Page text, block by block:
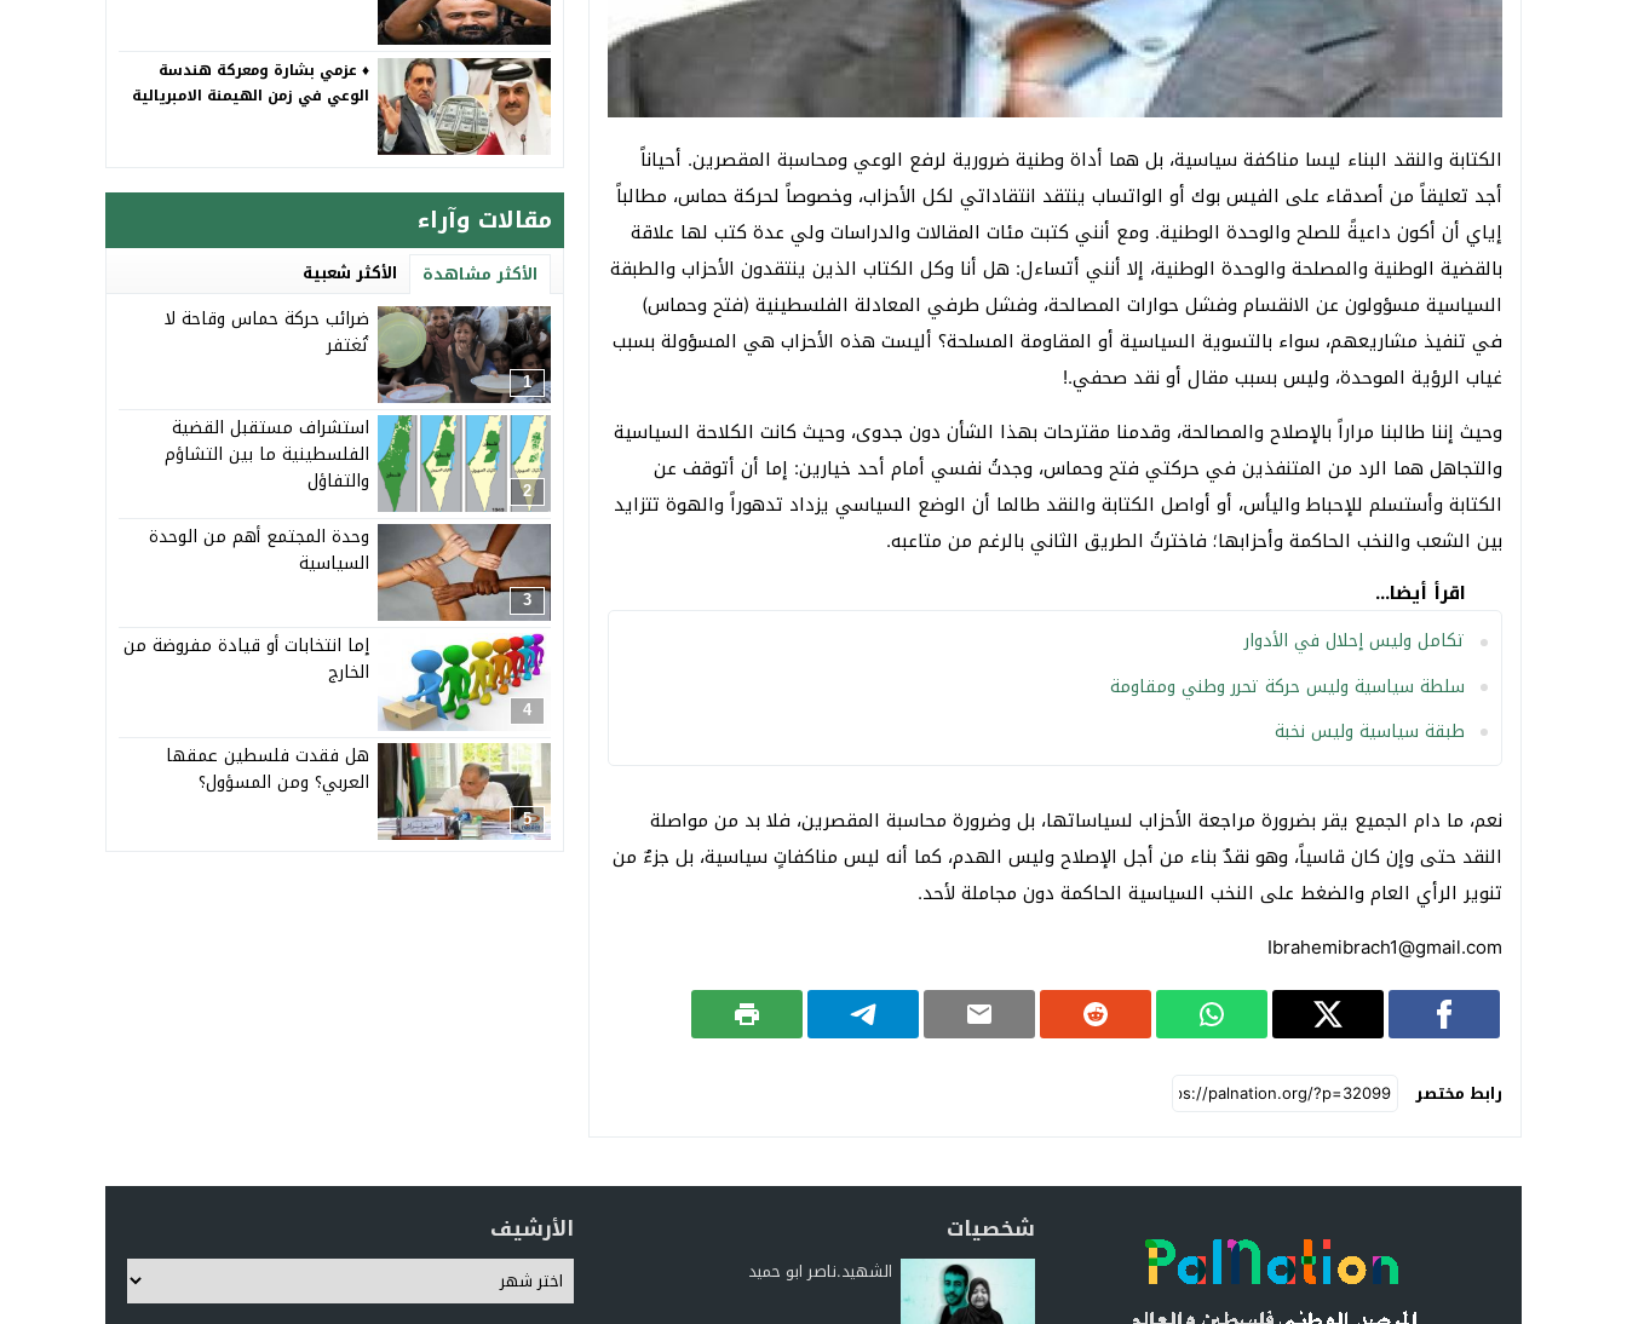
الكتابة والنقد البناء ليسا مناكفة سياسية، بل هما أداة وطنية ضرورية لرفع الوعي ومحاسبة المقصرين. أحياناً
أجد تعليقاً من أصدقاء على الفيس بوك أو الواتساب ينتقد انتقاداتي لكل الأحزاب، وخصوصاً لحركة حماس، مطالباً
إياي أن أكون داعيةً للصلح والوحدة الوطنية. ومع أنني كتبت مئات المقالات والدراسات ولي عدة كتب لها علاقة
بالقضية الوطنية والمصلحة والوحدة الوطنية، إلا أنني أتساءل: هل أنا وكل الكتاب الذين ينتقدون الأحزاب والطبقة
السياسية مسؤولون عن الانقسام وفشل حوارات المصالحة، وفشل طرفي المعادلة الفلسطينية (فتح وحماس)
في تنفيذ مشاريعهم، سواء بالتسوية السياسية أو المقاومة المسلحة؟ أليست هذه الأحزاب هي المسؤولة بسبب
غياب الرؤية الموحدة، وليس بسبب مقال أو نقد صحفي.!
وحيث إننا طالبنا مراراً بالإصلاح والمصالحة، وقدمنا مقترحات بهذا الشأن دون جدوى، وحيث كانت الكلاحة السياسية
والتجاهل هما الرد من المتنفذين في حركتي فتح وحماس، وجدتُ نفسي أمام أحد خيارين: إما أن أتوقف عن
الكتابة وأستسلم للإحباط واليأس، أو أواصل الكتابة والنقد طالما أن الوضع السياسي يزداد تدهوراً والهوة تتزايد
بين الشعب والنخب الحاكمة وأحزابها؛ فاخترتُ الطريق الثاني بالرغم من متاعبه.
اقرأ أيضا...
تكامل وليس إحلال في الأدوار
سلطة سياسية وليس حركة تحرر وطني ومقاومة
طبقة سياسية وليس نخبة
نعم، ما دام الجميع يقر بضرورة مراجعة الأحزاب لسياساتها، بل وضرورة محاسبة المقصرين، فلا بد من مواصلة
النقد حتى وإن كان قاسياً، وهو نقدٌ بناء من أجل الإصلاح وليس الهدم، كما أنه ليس مناكفاتٍ سياسية، بل جزءٌ من
تنوير الرأي العام والضغط على النخب السياسية الحاكمة دون مجاملة لأحد.
Ibrahemibrach1@gmail.com
رابط مختصر
♦️ عزمي بشارة ومعركة هندسة
الوعي في زمن الهيمنة الامبريالية
مقالات وآراء
الأكثر مشاهدة الأكثر شعبية
1
ضرائب حركة حماس وقاحة لا
تُغتفر
2
استشراف مستقبل القضية
الفلسطينية ما بين التشاؤم
والتفاؤل
3
وحدة المجتمع أهم من الوحدة
السياسية
4
إما انتخابات أو قيادة مفروضة من
الخارج
5
هل فقدت فلسطين عمقها
العربي؟ ومن المسؤول؟
شخصيات
الشهيد.ناصر ابو حميد
الأرشيف